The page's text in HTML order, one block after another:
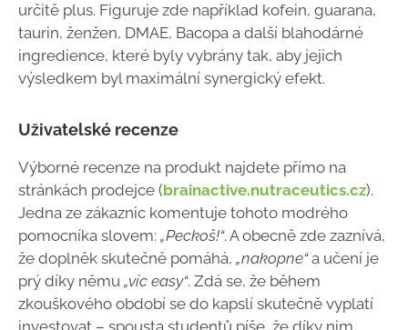
určitě plus. Figuruje zde například kofein, guarana,
taurin, ženžen, DMAE, Bacopa a další blahodárné
ingredience, které byly vybrány tak, aby jejich
výsledkem byl maximální synergický efekt.
Uživatelské recenze
Výborné recenze na produkt najdete přímo na
stránkách prodejce (brainactive.nutraceutics.cz).
Jedna ze zákaznic komentuje tohoto modrého
pomocníka slovem: „Peckoš!“. A obecně zde zaznívá,
že doplněk skutečně pomáhá, „nakopne“a učení je
prý díky němu „víc easy“. Zdá se, že během
zkouškového období se do kapslí skutečně vyplatí
investovat – spousta studentů píše, že díky nim